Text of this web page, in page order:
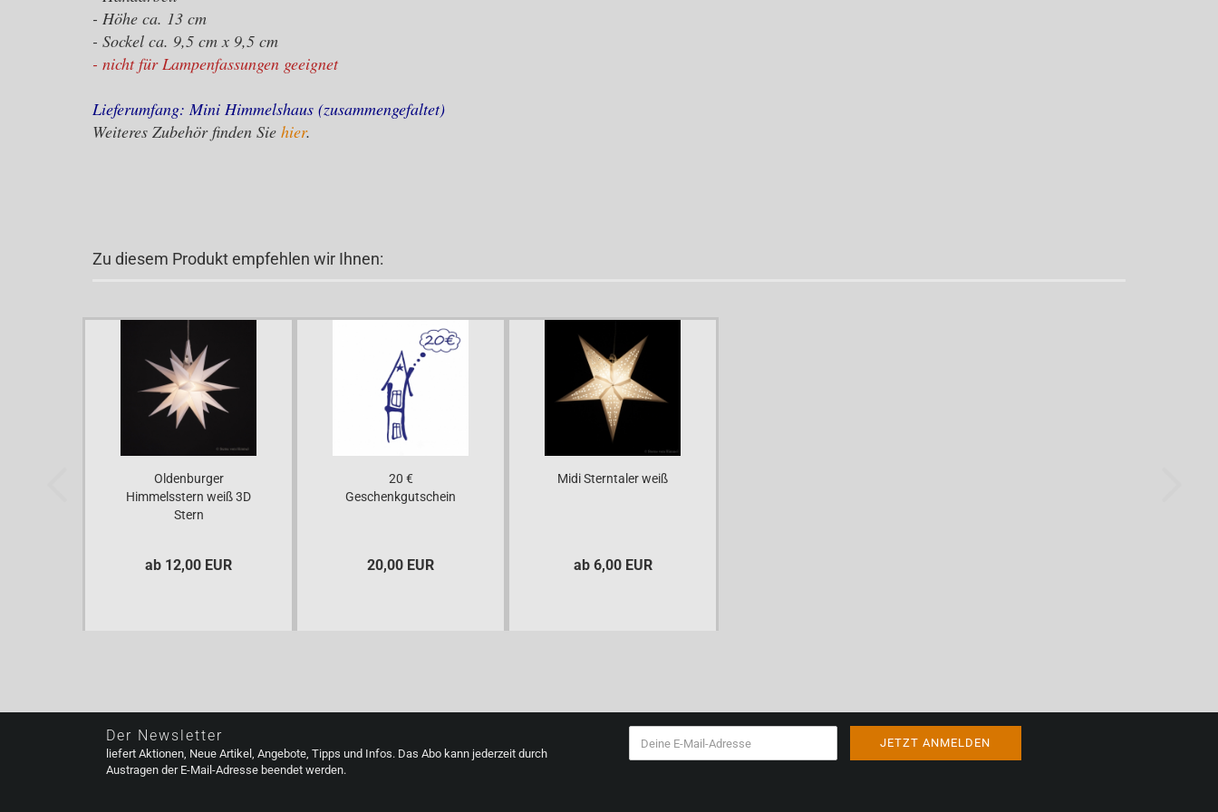
- Höhe ca. 13 cm
- Sockel ca. 9,5 cm x 9,5 cm
- nicht für Lampenfassungen geeignet
Lieferumfang: Mini Himmelshaus (zusammengefaltet)
Weiteres Zubehör finden Sie hier.
Zu diesem Produkt empfehlen wir Ihnen:
Oldenburger
Himmelsstern weiß 3D
Stern
ab 12,00 EUR
20 €
Geschenkgutschein
20,00 EUR
Midi Sterntaler weiß
ab 6,00 EUR
Der Newsletter
liefert Aktionen, Neue Artikel, Angebote, Tipps und Infos. Das Abo kann jederzeit durch
Austragen der E-Mail-Adresse beendet werden.